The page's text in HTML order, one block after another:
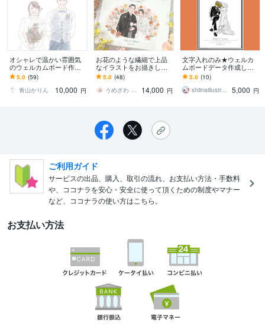
オシャレで温かい雰囲気
のウェルカムボード作成
します 現役イラストレー
ターが心を込めてお描き
します。※データお渡し
5.0 (59)
青山かりん
10,000 円
お花のような繊細で上品
なイラストをお描きしま
す 結婚式/似顔絵/ウェルカ
ムボード/水彩風/ウェディ
ング
5.0 (48)
うめざわ しおり
14,000 円
文字入れのみ★ウェルカ
ムボードデータ作成しま
す 文字変更のみで★格安5
000円★でデータ納品しま
す
5.0 (10)
shiinaillustration
5,000 円
ご利用ガイド
サービスの出品、購入、取引の流れ、お支払い方法・手数料
や、ココナラを安心・安全に使って頂くための制度やマナー
など、ココナラの使い方はこちら。
お支払い方法